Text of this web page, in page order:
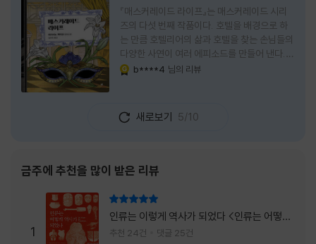
『매스커레이드 라이프』는 매스커레이드 시리
즈의 다섯 번째 작품이다. 호텔을 배경으로 하
는 만큼 호텔리어의 삶과 호텔을 찾는 손님들의
다양한 사연이 여러 에피소드를 만들어 낸다.
주인공은 호텔리어로서의 완벽함을 꿈꾸는 야
는 과정에서 나오미가 다치게 되자, 고스케는
모든 책임을 지고 형사직에서 물러난다. 하지만
을 받게 된다. 그렇게 끝난 4권 이후, 나는 5권
이 출간되기만을 기다렸다. 형사가 아닌 호텔리
어가 된 닛타 고스케의 모습이 무척 궁금했기
때문이다. 그동안 호텔에서 잠복 수사를 하며
어설픈 호텔리어의 가면을 쓰고 있었다면, 이제
는 가면
b****4 님의 리뷰
새로보기 5/10
금주에 추천을 많이 받은 리뷰
1
인류는 이렇게 역사가 되었다 <인류는 어떻게
역사가 되었나>
추천 24건 댓글 25건